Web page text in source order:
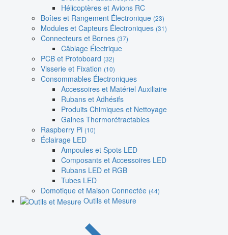
Hélicoptères et Avions RC
Boîtes et Rangement Électronique (23)
Modules et Capteurs Électroniques (31)
Connecteurs et Bornes (37)
Câblage Électrique
PCB et Protoboard (32)
Visserie et Fixation (10)
Consommables Électroniques
Accessoires et Matériel Auxiliaire
Rubans et Adhésifs
Produits Chimiques et Nettoyage
Gaines Thermorétractables
Raspberry Pi (10)
Éclairage LED
Ampoules et Spots LED
Composants et Accessoires LED
Rubans LED et RGB
Tubes LED
Domotique et Maison Connectée (44)
Outils et Mesure